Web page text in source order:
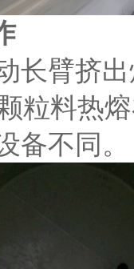
长臂挤
粒料热
备不同。